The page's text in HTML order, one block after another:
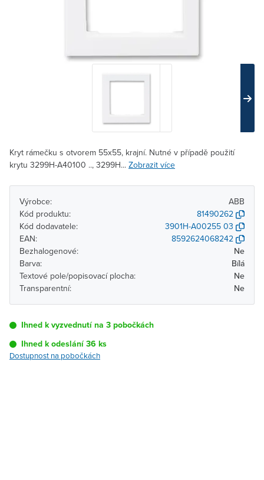
Kryt rámečku s otvorem 55x55, krajní. Nutné v případě použití
krytu 3299H-A40100 .., 3299H... Zobrazit více
Výrobce:
ABB
Kód produktu:
81490262
Kód dodavatele:
3901H-A00255 03
EAN:
8592624068242
Bezhalogenové:
Ne
Barva:
Bílá
Textové pole/popisovací plocha:
Ne
Transparentní:
Ne
Ihned k vyzvednutí na 3 pobočkách
Ihned k odeslání 36 ks
Dostupnost na pobočkách